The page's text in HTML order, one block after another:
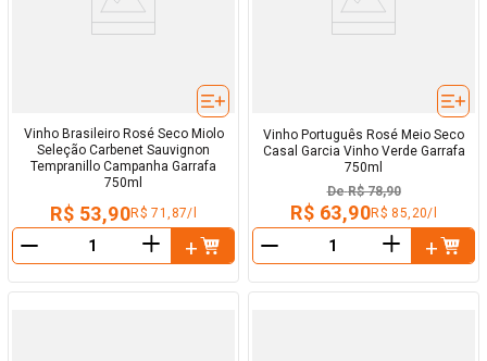
Vinho Brasileiro Rosé Seco Miolo
Seleção Carbenet Sauvignon
Tempranillo Campanha Garrafa
750ml
R$ 53,90R$ 71,87/l
＋
Vinho Português Rosé Meio Seco
Casal Garcia Vinho Verde Garrafa
750ml
De R$ 78,90
R$ 63,90R$ 85,20/l
＋